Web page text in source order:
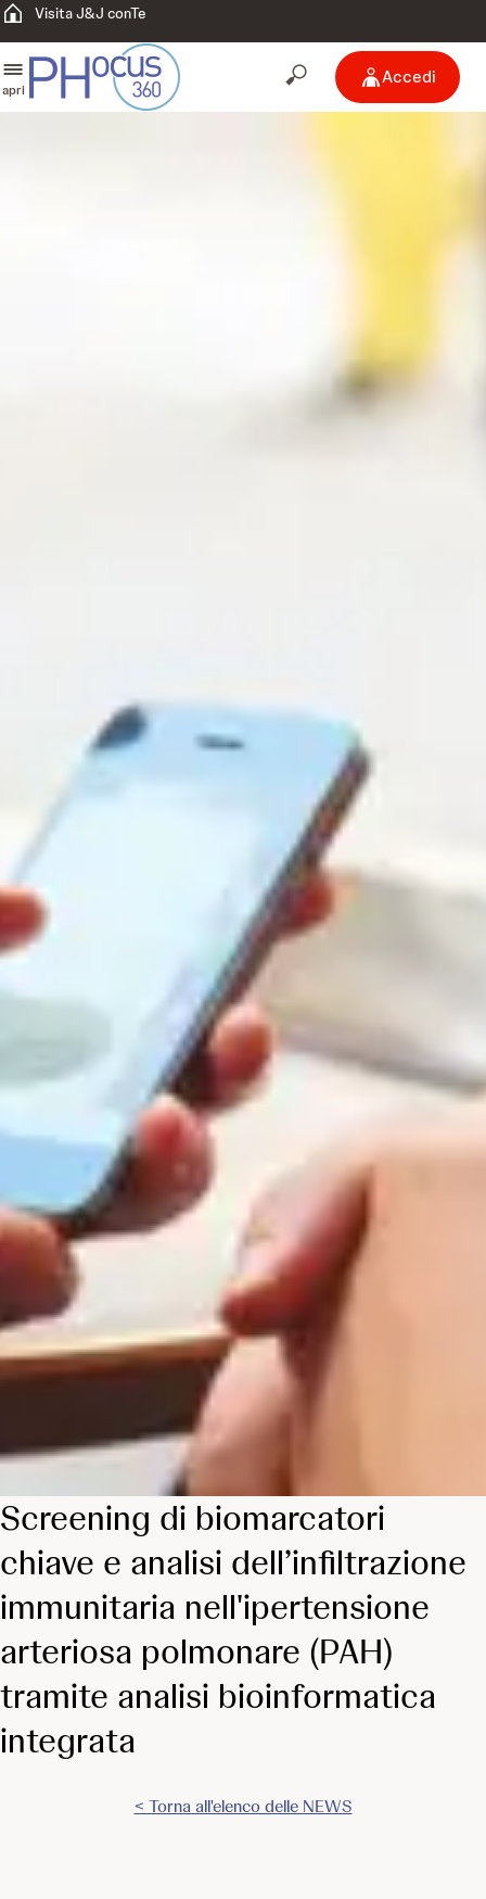
Visita J&J conTe
apri
Accedi
Screening di biomarcatori
chiave e analisi dell’infiltrazione
immunitaria nell'ipertensione
arteriosa polmonare (PAH)
tramite analisi bioinformatica
integrata
< Torna all'elenco delle NEWS